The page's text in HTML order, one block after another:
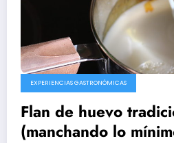
EXPERIENCIAS GASTRONÓMICAS
Flan de huevo
(manchando lo